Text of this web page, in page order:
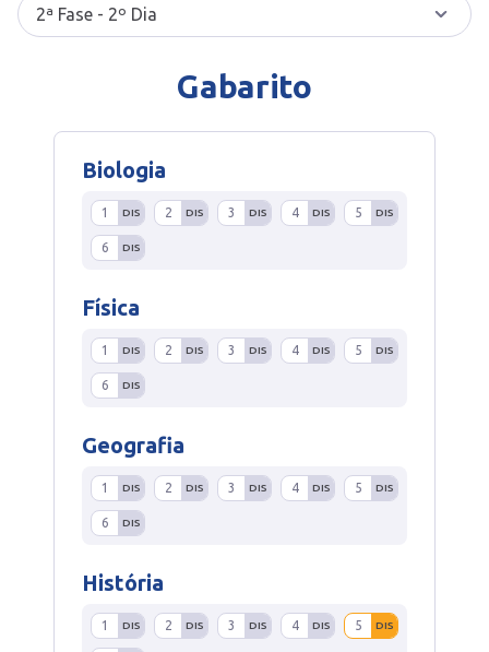
Gabarito
Biologia
1 DIS 2 DIS 3 DIS 4 DIS 5 DIS
6 DIS
Física
1 DIS 2 DIS 3 DIS 4 DIS 5 DIS
6 DIS
Geografia
1 DIS 2 DIS 3 DIS 4 DIS 5 DIS
6 DIS
História
1 DIS 2 DIS 3 DIS 4 DIS 5 DIS